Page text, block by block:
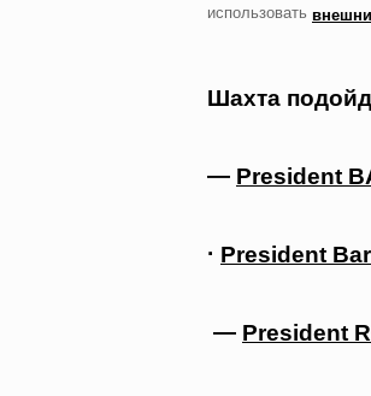
использовать
Шахта
— President
· President
— President